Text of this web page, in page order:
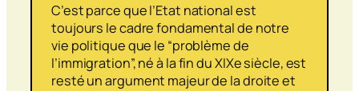
C’est parce que l’Etat national est
toujours le cadre fondamental de notre
vie politique que le “problème de
l’immigration”, né à la fin du XIXe siècle, est
resté un argument majeur de la droite et